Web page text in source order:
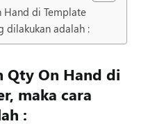
Hand di Template
dilakukan adalah :
Qty On Hand di
maka cara
: